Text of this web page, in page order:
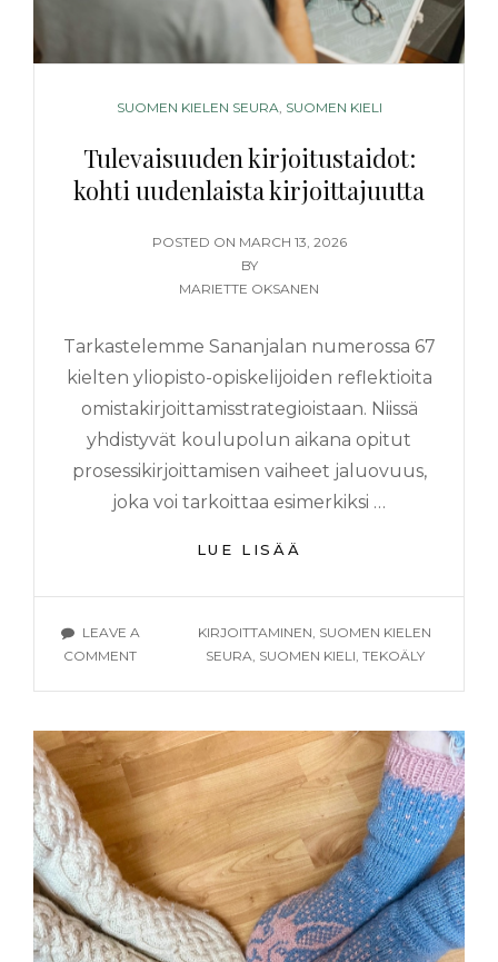
CATEGORIES
SUOMEN KIELEN SEURA, SUOMEN KIELI
Tulevaisuuden kirjoitustaidot:
kohti uudenlaista kirjoittajuutta
POSTED ON POSTED
ON
MARCH 13, 2026
BY
MARIETTE OKSANEN
Tarkastelemme Sananjalan numerossa 67
kielten yliopisto-opiskelijoiden reflektioita
omistakirjoittamisstrategioistaan. Niissä
yhdistyvät koulupolun aikana opitut
prosessikirjoittamisen vaiheet jaluovuus,
joka voi tarkoittaa esimerkiksi …
LUE LISÄÄ
KOHTI
KIRJOITTAJUUTTA
LEAVE A
COMMENTON
UUDENLAISTA
KIRJOITTAJUUTTA
TAGS
KIRJOITTAMINEN, SUOMEN KIELEN
SEURA, SUOMEN KIELI, TEKOÄLY